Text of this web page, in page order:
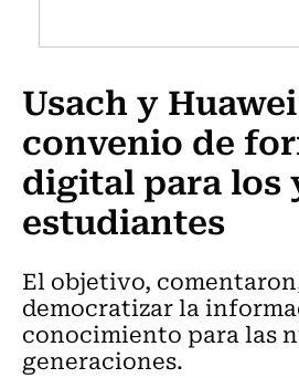
Programas Radio y TV
Usach y
convenio de
digital para los
estudiantes
El objetivo,
democratizar la
conocimiento para las
generaciones.